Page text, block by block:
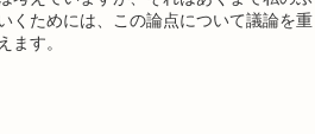
くためには、この論点について議論を重
ます。